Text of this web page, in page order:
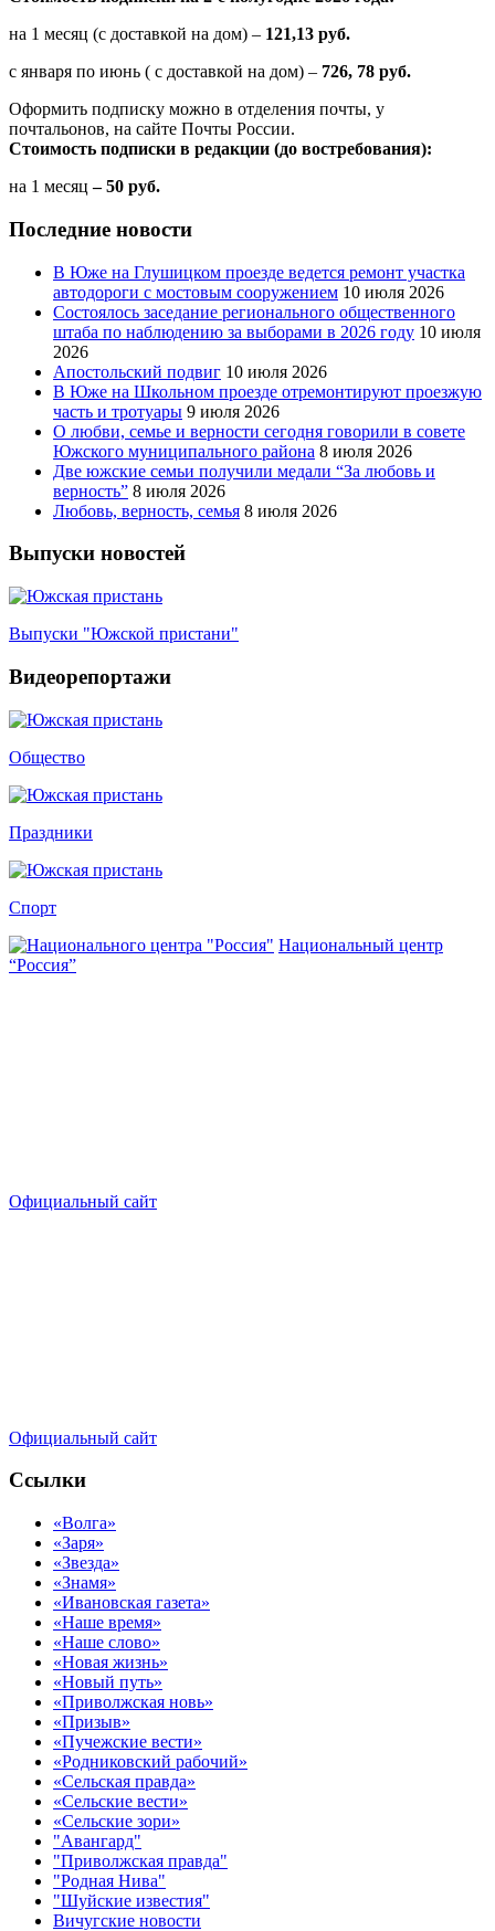
на 1 месяц (с доставкой на дом) – 121,13 руб.
с января по июнь ( с доставкой на дом) – 726, 78 руб.
Оформить подписку можно в отделения почты, у
почтальонов, на сайте Почты России.
Стоимость подписки в редакции (до востребования):
на 1 месяц – 50 руб.
Последние новости
В Юже на Глушицком проезде ведется ремонт участка
автодороги с мостовым сооружением 10 июля 2026
Состоялось заседание регионального общественного
штаба по наблюдению за выборами в 2026 году 10 июля
2026
Апостольский подвиг 10 июля 2026
В Юже на Школьном проезде отремонтируют проезжую
часть и тротуары 9 июля 2026
О любви, семье и верности сегодня говорили в совете
Южского муниципального района 8 июля 2026
Две южские семьи получили медали “За любовь и
верность” 8 июля 2026
Любовь, верность, семья 8 июля 2026
Выпуски новостей
Выпуски "Южской пристани"
Видеорепортажи
Общество
Праздники
Спорт
Национальный центр
“Россия”
Официальный сайт
Официальный сайт
Ссылки
«Волга»
«Заря»
«Звезда»
«Знамя»
«Ивановская газета»
«Наше время»
«Наше слово»
«Новая жизнь»
«Новый путь»
«Приволжская новь»
«Призыв»
«Пучежские вести»
«Родниковский рабочий»
«Сельская правда»
«Сельские вести»
«Сельские зори»
"Авангард"
"Приволжская правда"
"Родная Нива"
"Шуйские известия"
Вичугские новости